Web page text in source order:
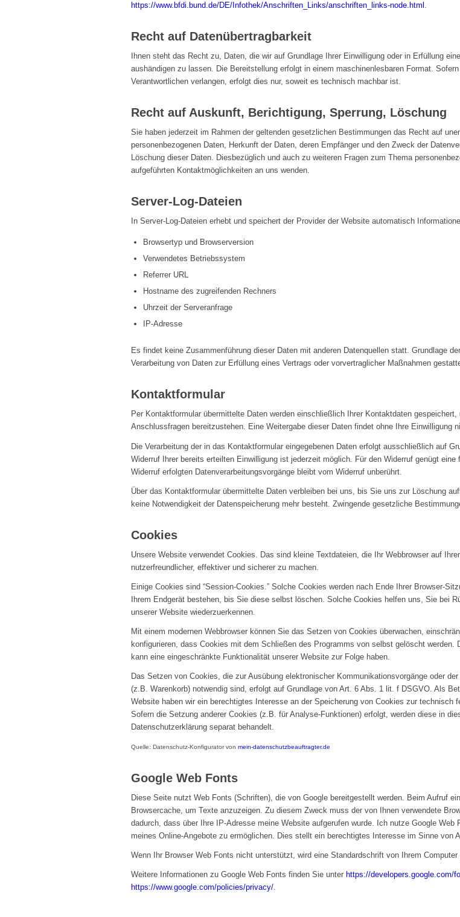
https://www.bfdi.bund.de/DE/Infothek/Anschriften_Links/anschriften_links-node.html .
Recht auf Datenübertragbarkeit
Ihnen steht das Recht zu, Daten, die wir auf Grundlage Ihrer Einwilligung oder in Erfüllung
aushändigen zu lassen. Die Bereitstellung erfolgt in einem maschinenlesbaren Format.
Verantwortlichen verlangen, erfolgt dies nur, soweit es technisch machbar ist.
Recht auf Auskunft, Berichtigung, Sperrung, Löschung
Sie haben jederzeit im Rahmen der geltenden gesetzlichen Bestimmungen das Recht auf
personenbezogenen Daten, Herkunft der Daten, deren Empfänger und den Zweck der
Löschung dieser Daten. Diesbezüglich und auch zu weiteren Fragen zum Thema
aufgeführten Kontaktmöglichkeiten an uns wenden.
Server-Log-Dateien
In Server-Log-Dateien erhebt und speichert der Provider der Website automatisch
Browsertyp und Browserversion
Verwendetes Betriebssystem
Referrer URL
Hostname des zugreifenden Rechners
Uhrzeit der Serveranfrage
IP-Adresse
Es findet keine Zusammenführung dieser Daten mit anderen Datenquellen statt. Grundlage
Verarbeitung von Daten zur Erfüllung eines Vertrags oder vorvertraglicher Maßnahmen
Kontaktformular
Per Kontaktformular übermittelte Daten werden einschließlich Ihrer Kontaktdaten
Anschlussfragen bereitzustehen. Eine Weitergabe dieser Daten findet ohne Ihre Einwilligung
Die Verarbeitung der in das Kontaktformular eingegebenen Daten erfolgt ausschließlich auf
Widerruf Ihrer bereits erteilten Einwilligung ist jederzeit möglich. Für den Widerruf genügt
Widerruf erfolgten Datenverarbeitungsvorgänge bleibt vom Widerruf unberührt.
Über das Kontaktformular übermittelte Daten verbleiben bei uns, bis Sie uns zur Löschung
keine Notwendigkeit der Datenspeicherung mehr besteht. Zwingende gesetzliche
Cookies
Unsere Website verwendet Cookies. Das sind kleine Textdateien, die Ihr Webbrowser auf
nutzerfreundlicher, effektiver und sicherer zu machen.
Einige Cookies sind “Session-Cookies.” Solche Cookies werden nach Ende Ihrer Browser-
Ihrem Endgerät bestehen, bis Sie diese selbst löschen. Solche Cookies helfen uns, Sie bei
unserer Website wiederzuerkennen.
Mit einem modernen Webbrowser können Sie das Setzen von Cookies überwachen,
konfigurieren, dass Cookies mit dem Schließen des Programms von selbst gelöscht werden.
kann eine eingeschränkte Funktionalität unserer Website zur Folge haben.
Das Setzen von Cookies, die zur Ausübung elektronischer Kommunikationsvorgänge oder
(z.B. Warenkorb) notwendig sind, erfolgt auf Grundlage von Art. 6 Abs. 1 lit. f DSGVO. Als
Website haben wir ein berechtigtes Interesse an der Speicherung von Cookies zur technisch
Sofern die Setzung anderer Cookies (z.B. für Analyse-Funktionen) erfolgt, werden diese in
Datenschutzerklärung separat behandelt.
Quelle: Datenschutz-Konfigurator von mein-datenschutzbeauftragter.de
Google Web Fonts
Diese Seite nutzt Web Fonts (Schriften), die von Google bereitgestellt werden. Beim Aufruf
Browsercache, um Texte anzuzeigen. Zu diesem Zweck muss der von Ihnen verwendete
dadurch, dass über Ihre IP-Adresse meine Website aufgerufen wurde. Ich nutze Google
meines Online-Angebote zu ermöglichen. Dies stellt ein berechtigtes Interesse im Sinne von
Wenn Ihr Browser Web Fonts nicht unterstützt, wird eine Standardschrift von Ihrem Computer
Weitere Informationen zu Google Web Fonts finden Sie unter https://developers.google.com/
https://www.google.com/policies/privacy/